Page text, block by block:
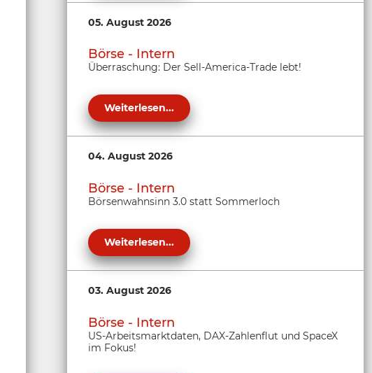
05. August 2026
Börse - Intern
Überraschung: Der Sell-America-Trade lebt!
Weiterlesen...
04. August 2026
Börse - Intern
Börsenwahnsinn 3.0 statt Sommerloch
Weiterlesen...
03. August 2026
Börse - Intern
US-Arbeitsmarktdaten, DAX-Zahlenflut und SpaceX
im Fokus!